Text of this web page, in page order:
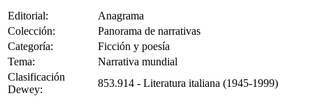
Editorial:
Anagrama
Colección:
Panorama de narrativas
Categoría:
Ficción y poesía
Tema:
Narrativa mundial
Clasificación
Dewey:
853.914 - Literatura italiana (1945-1999)